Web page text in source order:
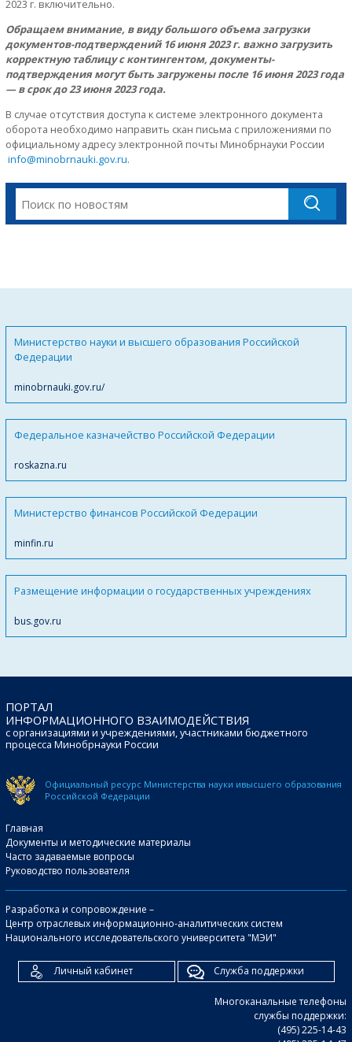
2023 г. включительно.
Обращаем внимание, в виду большого объема загрузки
документов-подтверждений 16 июня 2023 г. важно загрузить
корректную таблицу с контингентом, документы-
подтверждения могут быть загружены после 16 июня 2023 года
— в срок до 23 июня 2023 года.
В случае отсутствия доступа к системе электронного документа
оборота необходимо направить скан письма с приложениями по
официальному адресу электронной почты Минобрнауки России
info@minobrnauki.gov.ru.
Министерство науки и высшего образования Российской
Федерации
minobrnauki.gov.ru/
Федеральное казначейство Российской Федерации
roskazna.ru
Министерство финансов Российской Федерации
minfin.ru
Размещение информации о государственных учреждениях
bus.gov.ru
ПОРТАЛ
ИНФОРМАЦИОННОГО ВЗАИМОДЕЙСТВИЯ
с организациями и учреждениями, участниками бюджетного
процесса Минобрнауки России
Официальный ресурс Министерства науки ивысшего образования
Российской Федерации
Главная
Документы и методические материалы
Часто задаваемые вопросы
Руководство пользователя
Разработка и сопровождение –
Центр отраслевых информационно-аналитических систем
Национального исследовательского университета "МЭИ"
Личный кабинет Служба поддержки
Многоканальные телефоны
службы поддержки:
(495) 225-14-43